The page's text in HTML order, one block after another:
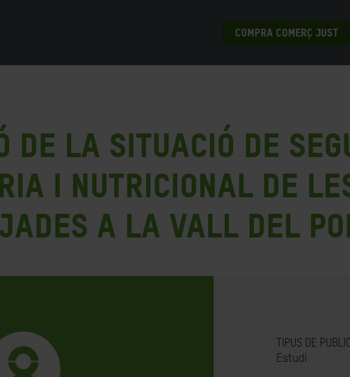
COMPRA COMERÇ JUST
de la Situació de
i Nutricional de
a la Vall del
TIPUS DE
Estudi